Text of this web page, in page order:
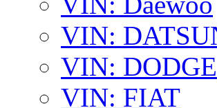
VIN:
VIN: DODGE
VIN: FIAT